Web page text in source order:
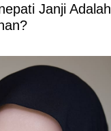
Janji Adalah